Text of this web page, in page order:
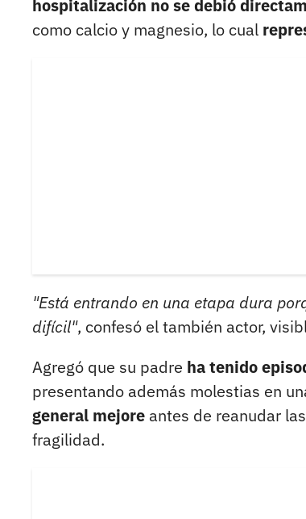
hospitalización no se debió
como calcio y magnesio, lo cual
"Está entrando en una etapa dura
difícil", confesó el también actor,
Agregó que su padre ha tenido
presentando además molestias en
general mejore antes de reanudar
fragilidad.